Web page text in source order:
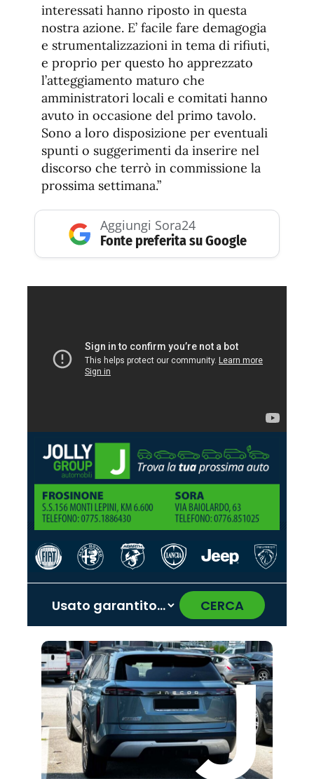
interessati hanno riposto in questa
nostra azione. E’ facile fare demagogia
e strumentalizzazioni in tema di rifiuti,
e proprio per questo ho apprezzato
l’atteggiamento maturo che
amministratori locali e comitati hanno
avuto in occasione del primo tavolo.
Sono a loro disposizione per eventuali
spunti o suggerimenti da inserire nel
discorso che terrò in commissione la
prossima settimana.”
Aggiungi Sora24
Fonte preferita su Google
CERCA
Promo
Abarth
Promo
Hyundai
Promo
Alfa
Romeo
Promo
Seat
Promo
Cupra
Promo
Citroën
Promo
Jaecoo
Promo
Opel
Promo
Omoda
Promo
Fiat
Promo
Peugeot
Promo
Mazda
Promo
Land
Rover
Promo
Jeep
Promo
Lancia
‹ ›